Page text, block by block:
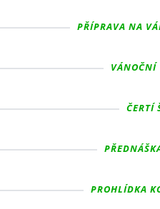
PŘÍPRAVA NA
ČERTÍ
PROHLÍDKA